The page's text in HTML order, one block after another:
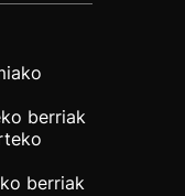
berriak
berriak